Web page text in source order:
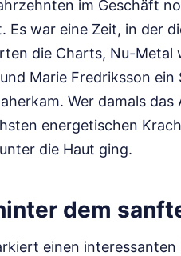
im Geschäft
Es war eine Zeit, in der
die Charts, Nu-Metal
Marie Fredriksson
Wer damals das
energetischen
die Haut ging.
dem
einen